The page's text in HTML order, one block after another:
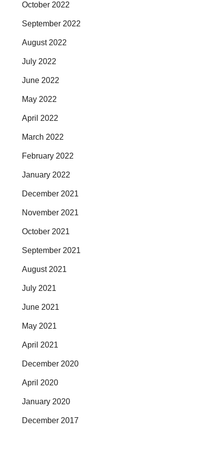
October 2022
September 2022
August 2022
July 2022
June 2022
May 2022
April 2022
March 2022
February 2022
January 2022
December 2021
November 2021
October 2021
September 2021
August 2021
July 2021
June 2021
May 2021
April 2021
December 2020
April 2020
January 2020
December 2017